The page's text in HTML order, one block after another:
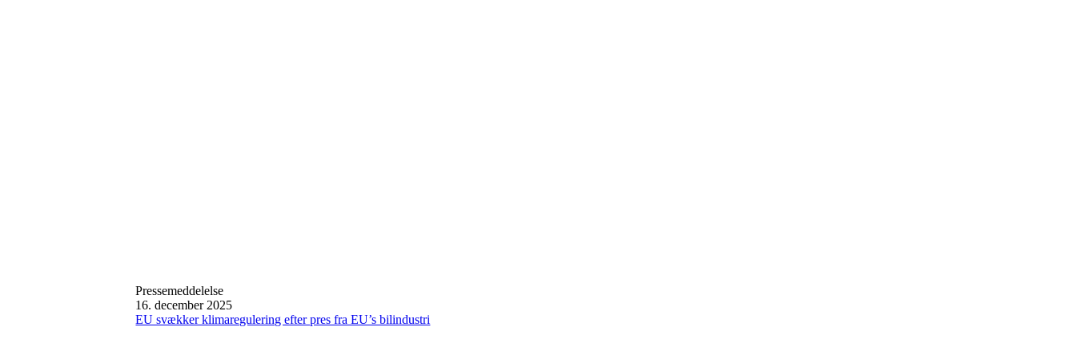
Pressemeddelelse
16. december 2025
EU svækker klimaregulering efter pres fra EU’s bilindustri